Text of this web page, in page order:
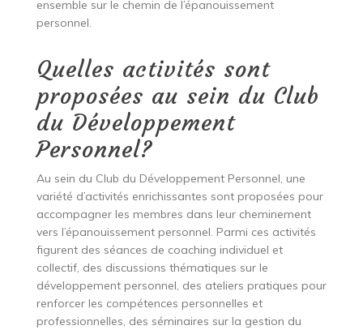
ensemble sur le chemin de l’épanouissement
personnel.
Quelles activités sont
proposées au sein du Club
du Développement
Personnel?
Au sein du Club du Développement Personnel, une
variété d’activités enrichissantes sont proposées pour
accompagner les membres dans leur cheminement
vers l’épanouissement personnel. Parmi ces activités
figurent des séances de coaching individuel et
collectif, des discussions thématiques sur le
développement personnel, des ateliers pratiques pour
renforcer les compétences personnelles et
professionnelles, des séminaires sur la gestion du